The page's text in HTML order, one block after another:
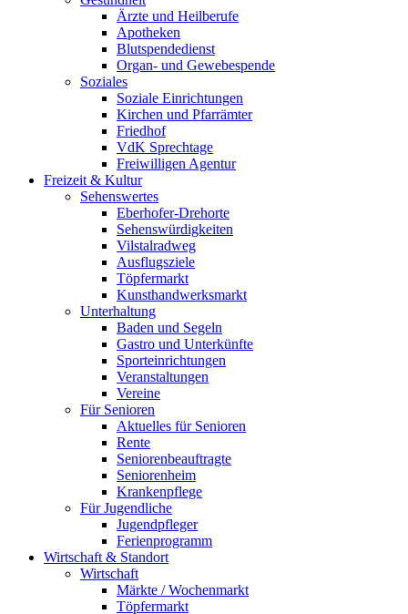
Ärzte und Heilberufe
Apotheken
Blutspendedienst
Organ- und Gewebespende
Soziales
Soziale Einrichtungen
Kirchen und Pfarrämter
Friedhof
VdK Sprechtage
Freiwilligen Agentur
Freizeit & Kultur
Sehenswertes
Eberhofer-Drehorte
Sehenswürdigkeiten
Vilstalradweg
Ausflugsziele
Töpfermarkt
Kunsthandwerksmarkt
Unterhaltung
Baden und Segeln
Gastro und Unterkünfte
Sporteinrichtungen
Veranstaltungen
Vereine
Für Senioren
Aktuelles für Senioren
Rente
Seniorenbeauftragte
Seniorenheim
Krankenpflege
Für Jugendliche
Jugendpfleger
Ferienprogramm
Wirtschaft & Standort
Wirtschaft
Märkte / Wochenmarkt
Töpfermarkt